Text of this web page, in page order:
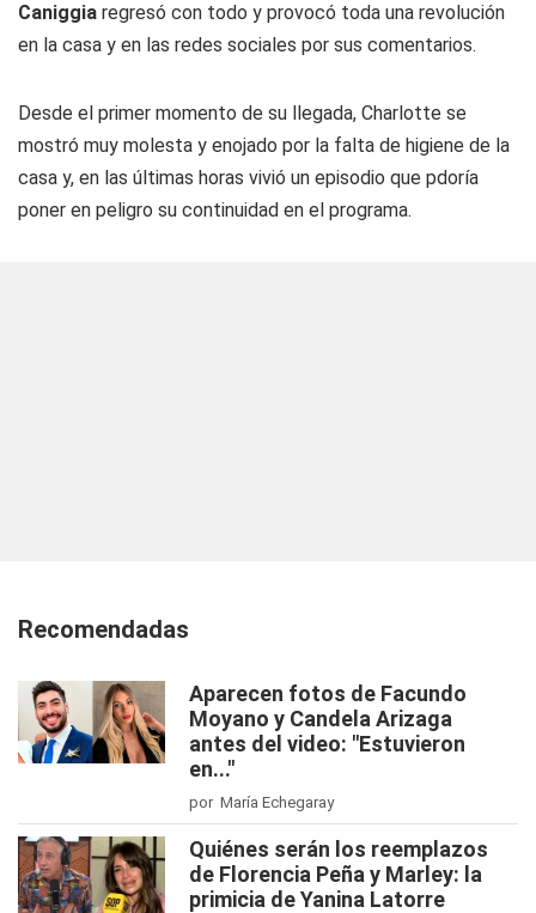
Caniggia regresó con todo y provocó toda una revolución
en la casa y en las redes sociales por sus comentarios.
Desde el primer momento de su llegada, Charlotte se
mostró muy molesta y enojado por la falta de higiene de la
casa y, en las últimas horas vivió un episodio que pdoría
poner en peligro su continuidad en el programa.
Recomendadas
Aparecen fotos de Facundo
Moyano y Candela Arizaga
antes del video: "Estuvieron
en..."
por María Echegaray
Quiénes serán los reemplazos
de Florencia Peña y Marley: la
primicia de Yanina Latorre